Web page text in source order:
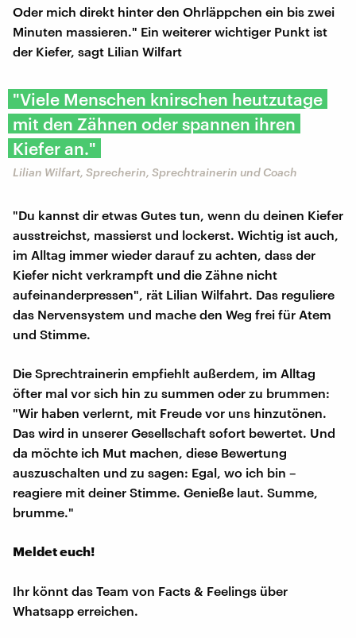
Oder mich direkt hinter den Ohrläppchen ein bis zwei
Minuten massieren." Ein weiterer wichtiger Punkt ist
der Kiefer, sagt Lilian Wilfart
"Viele Menschen knirschen heutzutage
mit den Zähnen oder spannen ihren
Kiefer an."
Lilian Wilfart, Sprecherin, Sprechtrainerin und Coach
"Du kannst dir etwas Gutes tun, wenn du deinen Kiefer
ausstreichst, massierst und lockerst. Wichtig ist auch,
im Alltag immer wieder darauf zu achten, dass der
Kiefer nicht verkrampft und die Zähne nicht
aufeinanderpressen", rät Lilian Wilfahrt. Das reguliere
das Nervensystem und mache den Weg frei für Atem
und Stimme.
Die Sprechtrainerin empfiehlt außerdem, im Alltag
öfter mal vor sich hin zu summen oder zu brummen:
"Wir haben verlernt, mit Freude vor uns hinzutönen.
Das wird in unserer Gesellschaft sofort bewertet. Und
da möchte ich Mut machen, diese Bewertung
auszuschalten und zu sagen: Egal, wo ich bin –
reagiere mit deiner Stimme. Genieße laut. Summe,
brumme."
Meldet euch!
Ihr könnt das Team von Facts & Feelings über
Whatsapp erreichen.